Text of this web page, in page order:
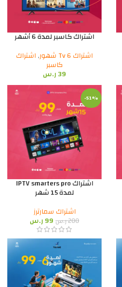
اشتراك كاسبر لمدة 6 أشهر
اشتراك Tv 6 شهور
,اشتراك
كاسبر
39ر.س
-51%
اشتراك IPTV smarters pro
لمدة 15 شهر
اشتراك سمارترز
200ر.س 99ر.س